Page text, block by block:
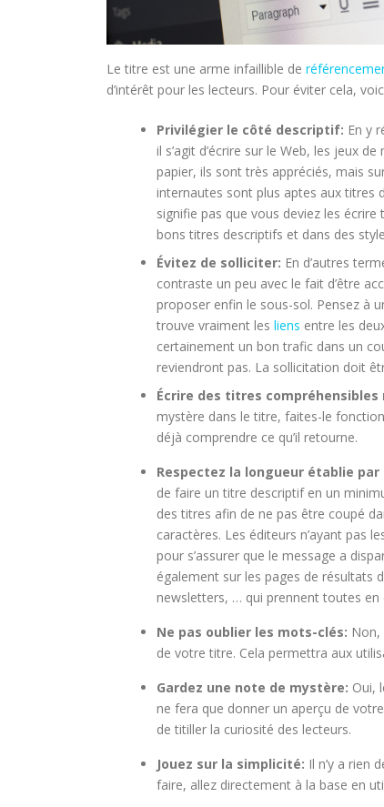
Le titre est une arme infaillible de
d’intérêt pour les lecteurs. Pour éviter cela,
Privilégier le côté descriptif: En y
il s’agit d’écrire sur le Web, les jeux
papier, ils sont très appréciés, mais
internautes sont plus aptes aux titres
signifie pas que vous deviez les
bons titres descriptifs et dans des
Évitez de solliciter: En d’autres
contraste un peu avec le fait d’être
proposer enfin le sous-sol. Pensez à
trouve vraiment les liens entre les
certainement un bon trafic dans un
reviendront pas. La sollicitation doit
Écrire des titres compréhensibles
mystère dans le titre, faites-le
déjà comprendre ce qu’il retourne.
Respectez la longueur établie par
de faire un titre descriptif en un
des titres afin de ne pas être coupé
caractères. Les éditeurs n’ayant pas
pour s’assurer que le message a
également sur les pages de résultats
newsletters, … qui prennent toutes
Ne pas oublier les mots-clés: Non,
de votre titre. Cela permettra aux
Gardez une note de mystère: Oui,
ne fera que donner un aperçu de
de titiller la curiosité des lecteurs.
Jouez sur la simplicité: Il n’y a rien
faire, allez directement à la base en